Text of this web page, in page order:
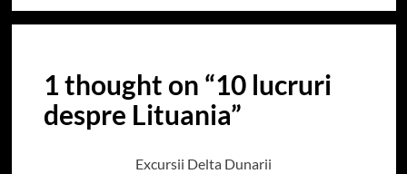
1 thought on “10 lucruri
despre Lituania”
Excursii Delta Dunarii